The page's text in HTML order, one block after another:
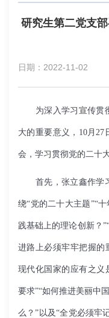
研究生第二党支
日期：2022-11-02
为深入学习宣传贯彻
大的重要意义，10月
会，学习贯彻党的二十
首先，张立鑫作学
绕“党的二十大主题”“
践基础上的理论创新？
进路上必须牢牢把握的
现代化国家的应有之义
要求”“如何推进美丽中
么？”以及“全党必须牢